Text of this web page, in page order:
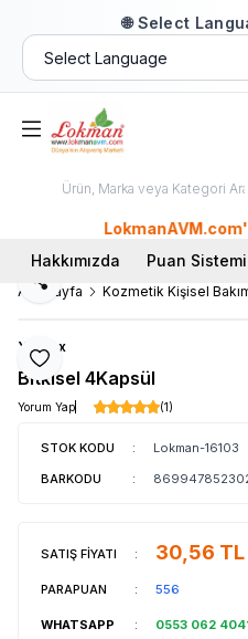
🌐 Select
LokmanAVM.com'a
Hakkımızda
Puan Sistemi
Ana Sayfa Kozmetik Kişisel
Favoriye Ekle
Paylaş
Yeşilex
Bitkisel 4Kapsül
Yorum Yap (1)
STOK KODU :
Lokman-16103
BARKODU
:
SATIŞ FİYATI : 30,56 TL
PARAPUAN : 556
WHATSAPP : 0553 062